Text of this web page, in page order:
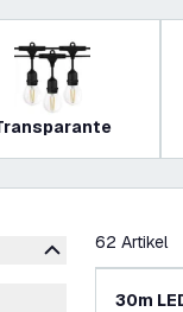
62 Artikel
30m
Filter